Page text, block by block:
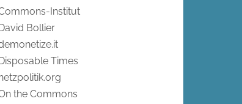
Institut
Bollier
Times
the Commons